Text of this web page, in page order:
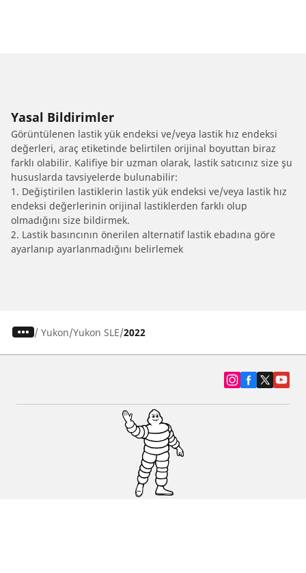
Yasal Bildirimler
Görüntülenen lastik yük endeksi ve/veya lastik hız endeksi
değerleri, araç etiketinde belirtilen orijinal boyuttan biraz
farklı olabilir. Kalifiye bir uzman olarak, lastik satıcınız size şu
hususlarda tavsiyelerde bulunabilir:
1. Değiştirilen lastiklerin lastik yük endeksi ve/veya lastik hız
endeksi değerlerinin orijinal lastiklerden farklı olup
olmadığını size bildirmek.
2. Lastik basıncının önerilen alternatif lastik ebadına göre
ayarlanıp ayarlanmadığını belirlemek
/ Yukon Yukon SLE 2022